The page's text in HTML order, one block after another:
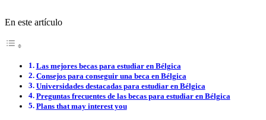
En este artículo
Las mejores becas para estudiar en Bélgica
Consejos para conseguir una beca en Bélgica
Universidades destacadas para estudiar en Bélgica
Preguntas frecuentes de las becas para estudiar en Bélgica
Plans that may interest you